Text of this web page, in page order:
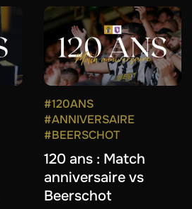
#120ANS
#ANNIVERSAIRE
#BEERSCHOT
120 ans : Match
anniversaire vs
Beerschot